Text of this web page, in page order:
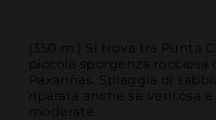
(350 m.) Si trova tra Punta
piccola sporgenza rocciosa
Paxariñas. Spiaggia di
riparata anche se ventosa
moderate.